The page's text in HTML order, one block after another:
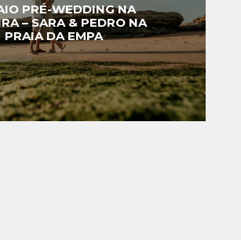
PRÉ-WEDDING NA
– SARA & PEDRO NA
PRAIA DA EMPA